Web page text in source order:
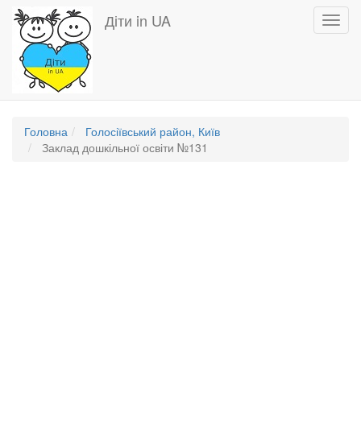
Перейти
основного
вмісту
Діти in UA
Головна
Голосіївський район, Київ
Заклад дошкільної освіти №131